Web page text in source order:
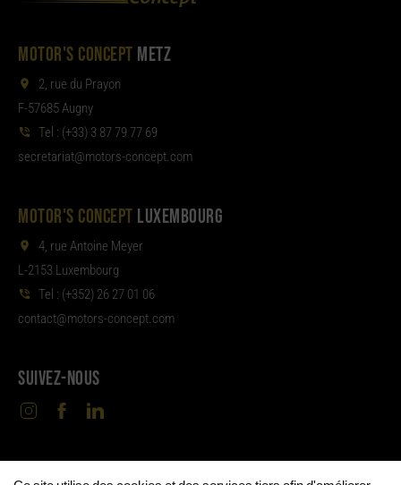
MOTOR'S CONCEPT METZ
2, rue du Prayon
F-57685 Augny
Tel : (+33) 3 87 79 77 69
moc.tpecnoc-sro
tom@tair
aterces
MOTOR'S CONCEPT LUXEMBOURG
4, rue Antoine Meyer
L-2153 Luxembourg
Tel : (+352) 26 27 01 06
moc.tpecnoc-sro
tom@tcat
noc
SUIVEZ-NOUS